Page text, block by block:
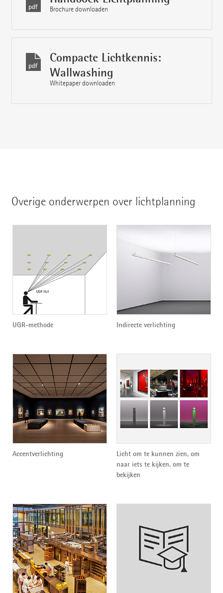
Brochure downloaden
Compacte Lichtkennis:
Wallwashing
Whitepaper downloaden
Overige onderwerpen over lichtplanning
UGR-methode Indirecte verlichting
Accentverlichting
Licht om te kunnen zien, om
naar iets te kijken, om te
bekijken